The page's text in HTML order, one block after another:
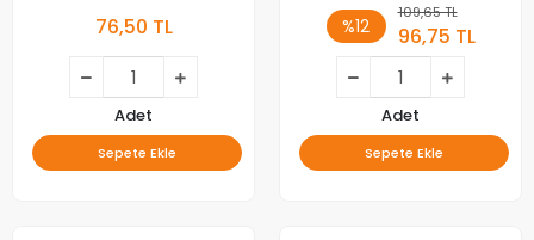
76,50 TL
Adet
Sepete Ekle
%12
109,65 TL
96,75 TL
Adet
Sepete Ekle